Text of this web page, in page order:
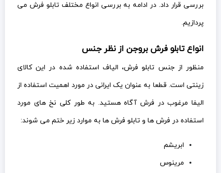
بررسی قرار داد. در ادامه به بررسی انواع مختلف تابلو فرش می
پردازیم.
انواع تابلو فرش بروجن از نظر جنس
منظور از جنس تابلو فرش، الیاف استفاده شده در این کالای
زینتی است. قطعا به عنوان یک ایرانی در مورد اهمیت استفاده از
الیفا مرغوب در فرش آگاه هستید. به طور کلی نخ های مورد
استفاده در فرش ها و تابلو فرش ها به موارد زیر ختم می شوند:
ابریشم
مرینوس